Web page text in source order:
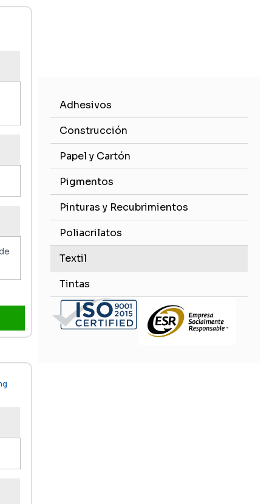
Adhesivos
Construcción
Papel y Cartón
Pigmentos
Pinturas y Recubrimientos
Poliacrilatos
Textil
Tintas